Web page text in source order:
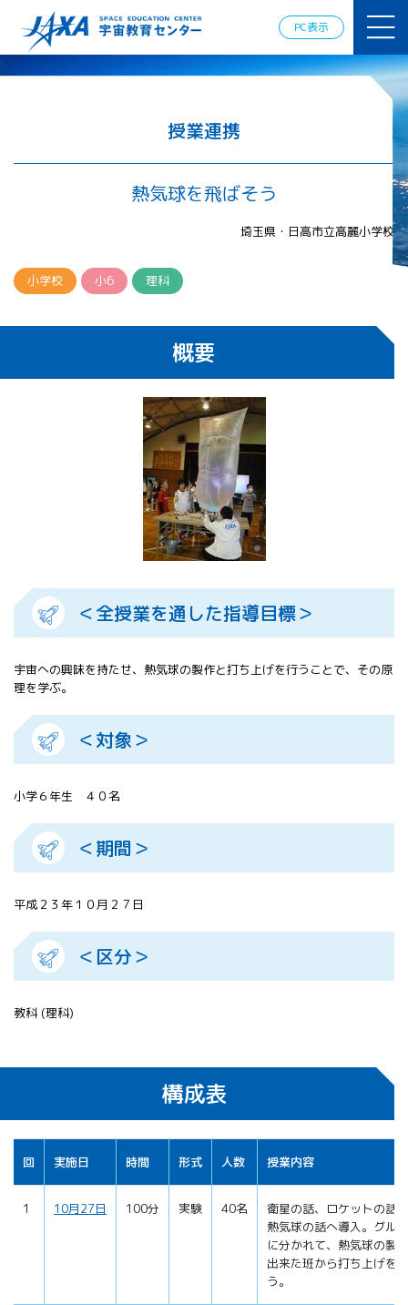
PC表示
ミー
ロスペース
情報の発
信
宇宙を活用
した教育実
践例
体験的学
習機会の
APRSAF（ア
ジア太平洋
地域宇宙機
関会議）宇
宙教育 for
All 分科会
APRSAF宇宙
教育 for All
分科会 年次
会合
APRSAFポス
ターコンテ
スト
セミナー
ISEB（国際
宇宙教育会
議）
授業連携
熱気球を飛ばそう
埼玉県・日高市立高麗小学校
小学校 小6 理科
概要
＜全授業を通した指導目標＞
宇宙への興味を持たせ、熱気球の製作と打ち上げを行うことで、その原
理を学ぶ。
＜対象＞
小学６年生 ４０名
＜期間＞
平成２３年１０月２７日
＜区分＞
教科 (理科)
構成表
回 実施日 時間 形式 人数 授業内容
1 10月27日 100分 実験 40名
衛星の話、ロケットの話
熱気球の話へ導入。グル
に分かれて、熱気球の製
出来た班から打ち上げを行
う。